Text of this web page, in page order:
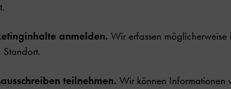
anmelden. Wir erfassen
Standort.
teilnehmen. Wir können Informationen